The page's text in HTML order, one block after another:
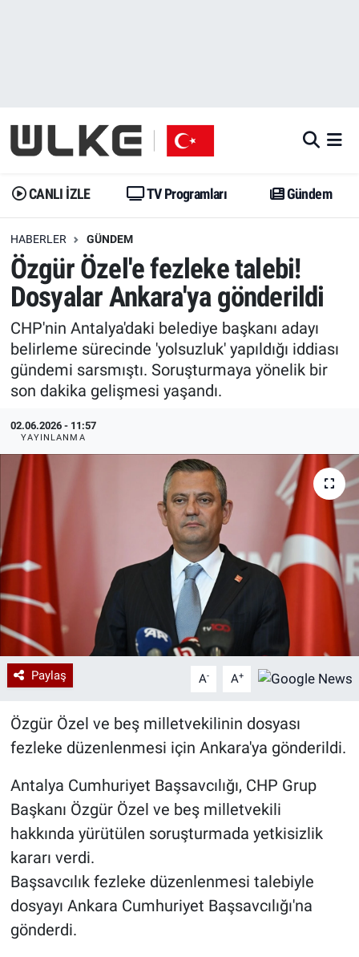
CANLI İZLE TV Programları Gündem
HABERLER GÜNDEM
Özgür Özel'e fezleke talebi!
Dosyalar Ankara'ya gönderildi
CHP'nin Antalya'daki belediye başkanı adayı
belirleme sürecinde 'yolsuzluk' yapıldığı iddiası
gündemi sarsmıştı. Soruşturmaya yönelik bir
son dakika gelişmesi yaşandı.
02.06.2026 - 11:57
YAYINLANMA
Paylaş A- A+
Özgür Özel ve beş milletvekilinin dosyası
fezleke düzenlenmesi için Ankara'ya gönderildi.
Antalya Cumhuriyet Başsavcılığı, CHP Grup
Başkanı Özgür Özel ve beş milletvekili
hakkında yürütülen soruşturmada yetkisizlik
kararı verdi.
Başsavcılık fezleke düzenlenmesi talebiyle
dosyayı Ankara Cumhuriyet Başsavcılığı'na
gönderdi.
Gündem
Dünya
Erişim Bilgileri
Ekonomi
Trend
Özel Haberler
Yazarlar
Gündem
Trend
Erişim Bilgileri
Spor
Ekonomi
Dünya
Medya
Özel Haberler
Erişim Bilgileri
Teknoloji
Ramazan
İstanbul Namaz Vakitleri
Trafik Durumu
Erişim Bilgileri
Tüm Manşetler
Son Dakika Haberleri
Haber Arşivi